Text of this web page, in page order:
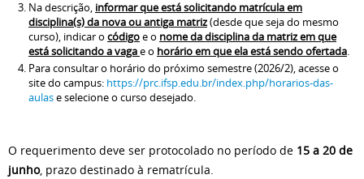
Na descrição, informar que está solicitando matrícula em
disciplina(s) da nova ou antiga matriz(desde que seja do mesmo
curso), indicar o códigoe o nome da disciplina da matriz em que
está solicitando a vagae o horário em que ela está sendo ofertada.
Para consultar o horário do próximo semestre (2026/2), acesse o
site do campus: https://prc.ifsp.edu.br/index.php/horarios-das-
aulase selecione o curso desejado.
O requerimento deve ser protocolado no período de 15 a 20 de
junho, prazo destinado à rematrícula.